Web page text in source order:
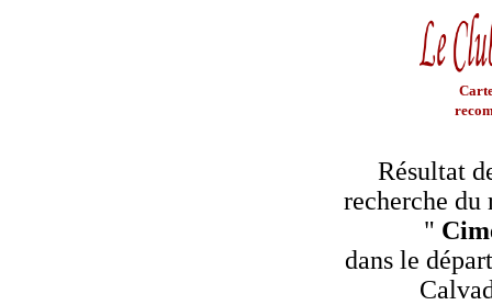
Résultat
recherche du
"
dans le